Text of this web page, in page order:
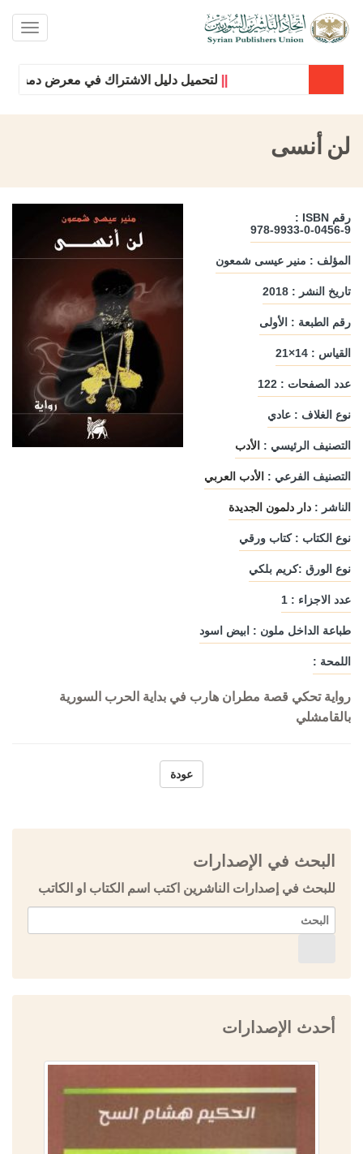
لتحميل دليل الاشتراك في معرض دمشق
لن أنسى
رقم ISBN :
978-9933-0-0456-9
المؤلف : منير عيسى شمعون
تاريخ النشر : 2018
رقم الطبعة : الأولى
القياس : 14×21
عدد الصفحات : 122
نوع الغلاف : عادي
التصنيف الرئيسي : الأدب
التصنيف الفرعي : الأدب العربي
الناشر : دار دلمون الجديدة
نوع الكتاب : كتاب ورقي
نوع الورق :كريم بلكي
عدد الاجزاء : 1
طباعة الداخل ملون : ابيض اسود
اللمحة :
رواية تحكي قصة مطران هارب في بداية الحرب السورية
بالقامشلي
عودة
البحث في الإصدارات
للبحث في إصدارات الناشرين اكتب اسم الكتاب او الكاتب
أحدث الإصدارات